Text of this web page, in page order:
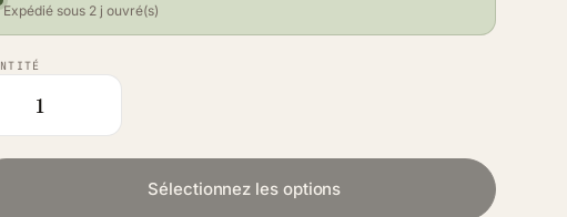
Expédié sous 2 j ouvré(s)
Sélectionnez les options